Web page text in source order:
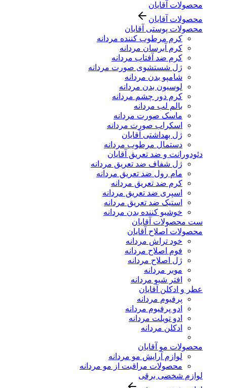
محصولات آقایان
محصولات آقایان
محصولات پوستی آقایان
کرم مرطوب کننده مردانه
کرم آبرسان مردانه
کرم ضد آفتاب مردانه
ژل شستشوی صورت مردانه
شامپو بدن مردانه
لوسیون بدن مردانه
کرم دور چشم مردانه
بالم لب مردانه
ماسک صورت مردانه
اسکراب صورت مردانه
ژل بهداشتی آقایان
دستمال مرطوب مردانه
دئودورانت و ضد تعریق آقایان
ژل شفاف ضد تعریق مردانه
مام رول ضد تعریق مردانه
کرم ضد تعریق مردانه
اسپری ضد تعریق مردانه
استیک ضد تعریق مردانه
خوشبو کننده بدن مردانه
ست محصولات آقایان
محصولات اصلاح آقایان
خود تراش مردانه
فوم اصلاح مردانه
ژل اصلاح مردانه
موبر مردانه
افتر شیو مردانه
عطر و ادکلن آقایان
پرفیوم مردانه
ادو پرفیوم مردانه
ادو تویلت مردانه
ادکلن مردانه
محصولات مو آقایان
لوازم آرایش مو مردانه
محصولات مراقبت از مو مردانه
لوازم شخصی برقی